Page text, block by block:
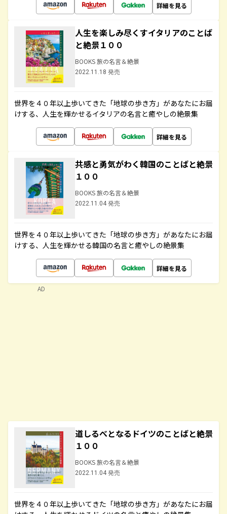
詳細を見る
人生を楽しみ尽くすイタリアのことば
と絶景１００
BOOKS 旅の名言＆絶景
2022.11.18 発売
世界を４０年以上歩いてきた「地球の歩き方」があなたにお届
けする、人生を輝かせるイタリアの名言と癒やしの絶景集
詳細を見る
共感と勇気がわく韓国のことばと絶景
１００
BOOKS 旅の名言＆絶景
2022.11.04 発売
世界を４０年以上歩いてきた「地球の歩き方」があなたにお届
けする、人生を輝かせる韓国の名言と癒やしの絶景集
詳細を見る
道しるべとなるドイツのことばと絶景
１００
BOOKS 旅の名言＆絶景
2022.11.04 発売
世界を４０年以上歩いてきた「地球の歩き方」があなたにお届
AD